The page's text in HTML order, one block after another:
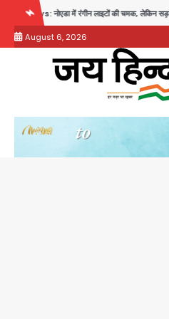
content
लाइटों की चमक, लेकिन सड़कें अभी भी उखड़ी:
August 6, 2026